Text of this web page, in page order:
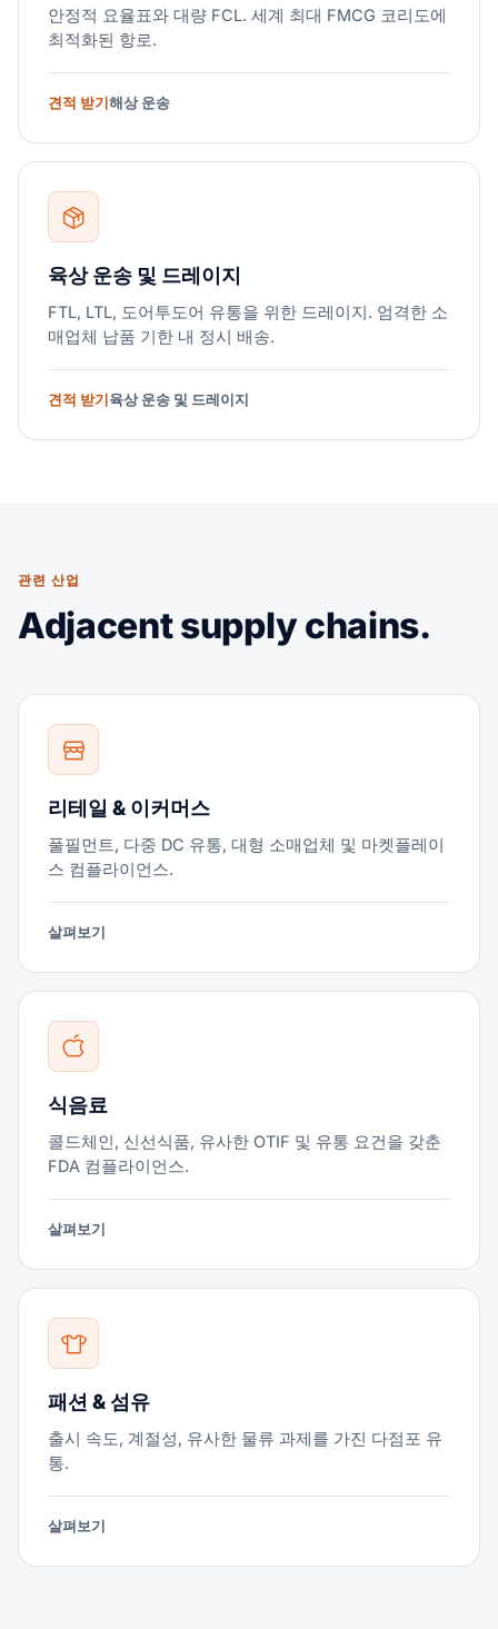
안정적 요율표와 대량 FCL. 세계 최대 FMCG 코리도에
최적화된 항로.
견적 받기해상 운송
육상 운송 및 드레이지
FTL, LTL, 도어투도어 유통을 위한 드레이지. 엄격한 소
매업체 납품 기한 내 정시 배송.
견적 받기육상 운송 및 드레이지
관련 산업
Adjacent supply chains.
리테일 & 이커머스
풀필먼트, 다중 DC 유통, 대형 소매업체 및 마켓플레이
스 컴플라이언스.
살펴보기
식음료
콜드체인, 신선식품, 유사한 OTIF 및 유통 요건을 갖춘
FDA 컴플라이언스.
살펴보기
패션 & 섬유
출시 속도, 계절성, 유사한 물류 과제를 가진 다점포 유
통.
살펴보기